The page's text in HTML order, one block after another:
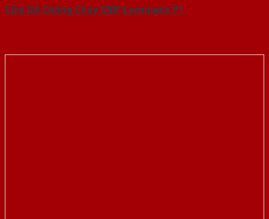
Cửa Gỗ Chống Cháy MDF Laminate P1